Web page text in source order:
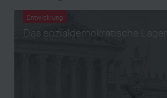
Entwicklung
Das sozialdemokratische Lager